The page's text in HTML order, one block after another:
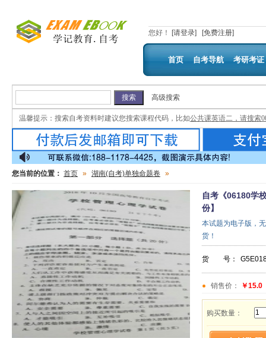
您好 ！ [请登录] [免费注册]
首页 自考导航 考研考证
高级搜索
温馨提示： 搜索自考资料时建议您搜索课程代码，比如公共课英语二，请搜索
您当前的位置： 首页 » 湖南(自考)单独命题卷 »
自考《06180学
份】
本试题为电子版，
货！
货 号：
销售价： ￥15.0
购买数量：